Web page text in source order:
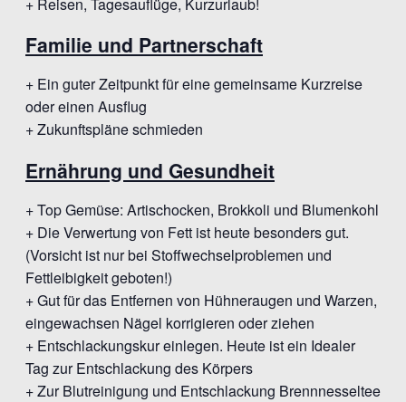
Familie und Partnerschaft
+ Ein guter Zeitpunkt für eine gemeinsame Kurzreise
oder einen Ausflug
+ Zukunftspläne schmieden
Ernährung und Gesundheit
+ Top Gemüse: Artischocken, Brokkoli und Blumenkohl
+ Die Verwertung von Fett ist heute besonders gut.
(Vorsicht ist nur bei Stoffwechselproblemen und
Fettleibigkeit geboten!)
+ Gut für das Entfernen von Hühneraugen und Warzen,
eingewachsen Nägel korrigieren oder ziehen
+ Entschlackungskur einlegen. Heute ist ein Idealer
Tag zur Entschlackung des Körpers
+ Zur Blutreinigung und Entschlackung Brennnesseltee